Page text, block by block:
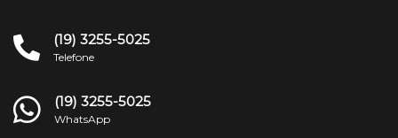
(19) 3255-5025
Telefone
(19) 3255-5025
WhatsApp